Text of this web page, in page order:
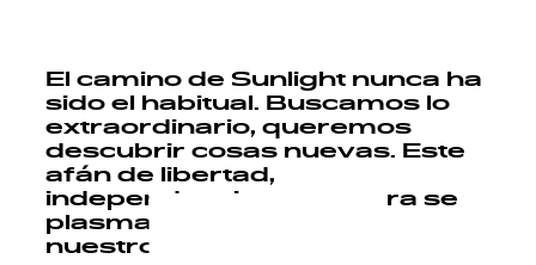
El camino de Sunlight nunca ha
sido el habitual. Buscamos lo
extraordinario, queremos
descubrir cosas nuevas. Este
afán de libertad,
independencia y aventura se
plasma en cada uno de
nuestros modelos.